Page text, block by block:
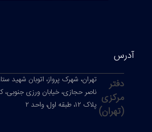
اتوبان شهید ستاری جنوب، بلوار
ناصر حجازی، خیابان ورزی جنوبی، کوچه ۱۹ شرقی،